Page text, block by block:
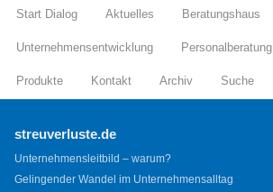
Start Dialog Aktuelles Beratungshaus
Unternehmensentwicklung Personalberatung
Produkte Kontakt Archiv Suche
streuverluste.de
Unternehmensleitbild – warum?
Gelingender Wandel im Unternehmensalltag